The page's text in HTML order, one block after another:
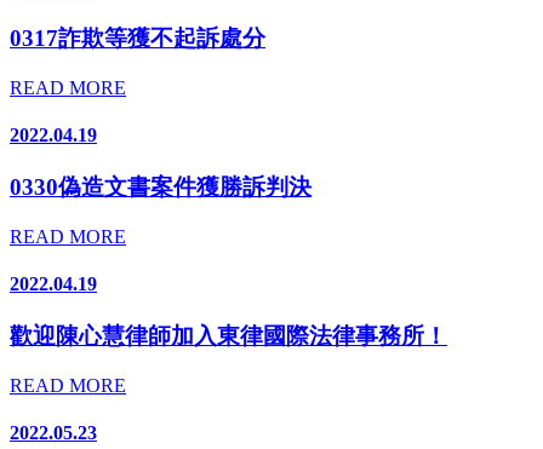
0317詐欺等獲不起訴處分
READ MORE
2022.04.19
0330偽造文書案件獲勝訴判決
READ MORE
2022.04.19
歡迎陳心慧律師加入東律國際法律事務所！
READ MORE
2022.05.23